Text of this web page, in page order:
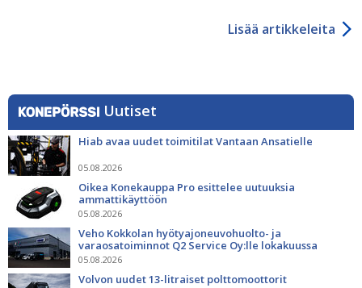
Lisää artikkeleita
Uutiset
Hiab avaa uudet toimitilat Vantaan Ansatielle
05.08.2026
Oikea Konekauppa Pro esittelee uutuuksia
ammattikäyttöön
05.08.2026
Veho Kokkolan hyötyajoneuvohuolto- ja
varaosatoiminnot Q2 Service Oy:lle lokakuussa
05.08.2026
Volvon uudet 13-litraiset polttomoottorit